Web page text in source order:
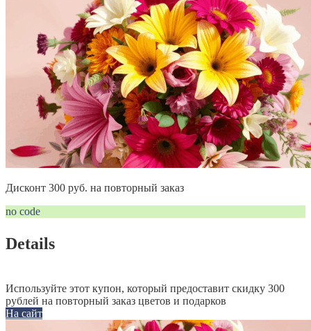
Дисконт 300 руб. на повторный заказ
no code
Details
Используйте этот купон, который предоставит скидку 300
рублей на повторный заказ цветов и подарков
На сайт